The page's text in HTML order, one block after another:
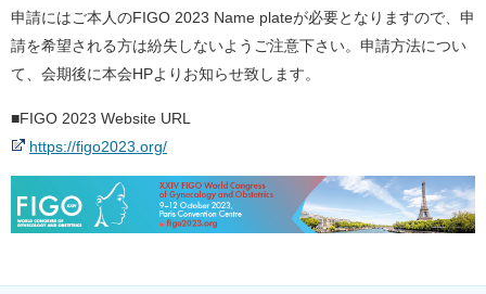
申請にはご本人のFIGO 2023 Name plateが必要となりますので、申
請を希望される方は紛失しないようご注意下さい。申請方法につい
て、会期後に本会HPよりお知らせ致します。
■FIGO 2023 Website URL
https://figo2023.org/